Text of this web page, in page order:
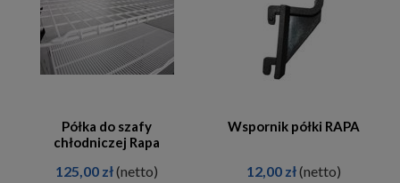
Półka do szafy
chłodniczej Rapa
125,00 zł(netto)
Wspornik półki RAPA
12,00 zł(netto)